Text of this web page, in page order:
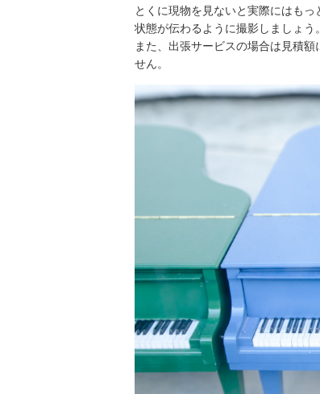
とくに現物を見ないと実際にはも
状態が伝わるように撮影しましょう。
また、出張サービスの場合は見積
せん。